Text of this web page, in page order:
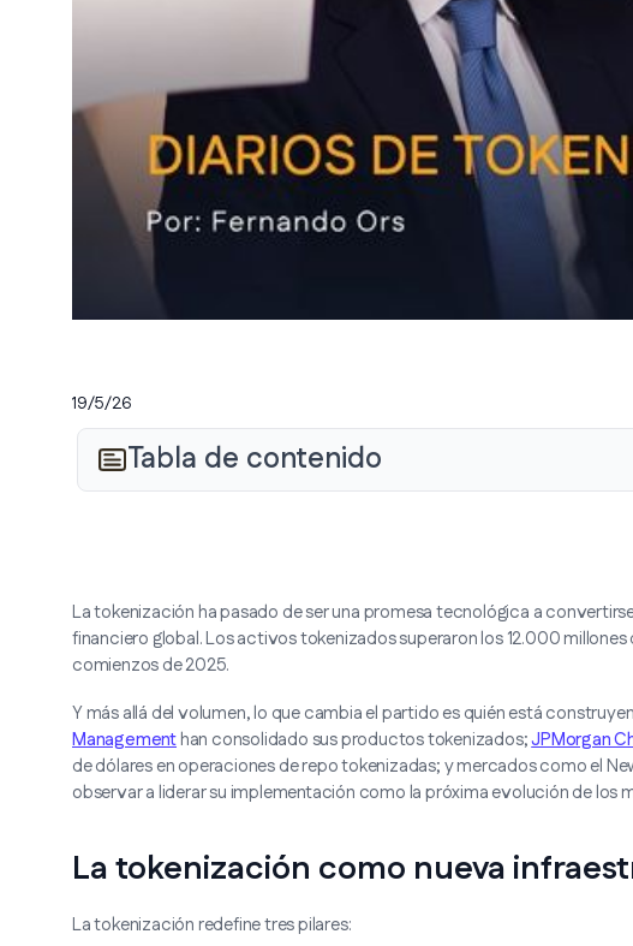
19/5/26
Tabla de contenido
La tokenización ha pasado de ser una promesa tecnológica a
financiero global. Los activos tokenizados superaron los 12.000
comienzos de 2025.
Y más allá del volumen, lo que cambia el partido es quién está
Managementhan consolidado sus productos tokenizados;JPMorgan
de dólares en operaciones de repo tokenizadas; y mercados como el
observar a liderar su implementación como la próxima evolución de los
La tokenización como nueva
La tokenización redefine tres pilares: